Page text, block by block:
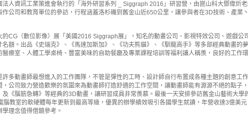
法人資訊工業策進會執行的「海外研習系列 _ Siggraph 2016」研習營，由崑山科大鄧偉炘
作公司和教育單位的參訪，行程涵蓋洛杉磯到舊金山近650公里，讓參與者在3D技術、產業
的CG（數位影像）展「美國2016 Siggraph展」，知名的動畫公司、影視特效公司、遊戲公
名額。出品《史瑞克》、《馬達加斯加》、《功夫熊貓》、《馴龍高手》等多部經典動畫的
療室、人體工學桌椅、豐富美味的自助餐廳及專業課程培訓等福利讓人稱羨，良好的工作
許多動畫師最想進入的工作團隊，不管是彈性的工時、設計師自行布置成各種主題的創意工
公司致力營造歡樂的氛圍來為動畫師打造舒適的工作空間，讓動畫師能有源源不絕的點子
及《腦筋急轉》等經典的3D動畫，讓研習成員非常羨慕。最後一天安排參訪舊金山藝術大
腦教室的軟硬體每年更新到最高等級，優異的辦學績效吸引各國學生就讀，年營收達3億美
理念值得借鏡參考。